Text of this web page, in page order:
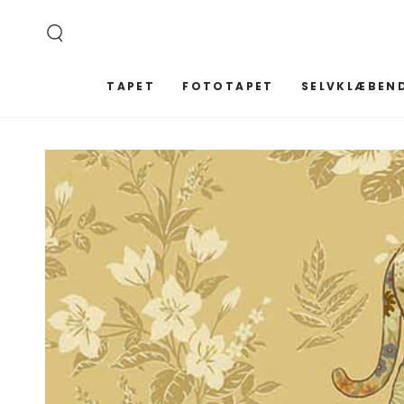
INDHOLD
TAPET FOTOTAPET
SPRING TIL
PRODUKTINFORMATION